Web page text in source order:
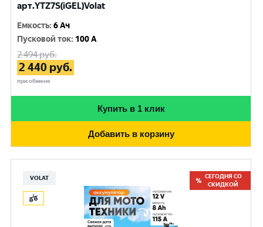
арт.YTZ7S(iGEL)Volat
Емкость:6 Ач
Пусковой ток: 100 A
2 494руб.
2 440 руб.
при обмене
Купить в 1 клик
Добавить в корзину
VOLAT
СЕГОДНЯ СО
СКИДКОЙ